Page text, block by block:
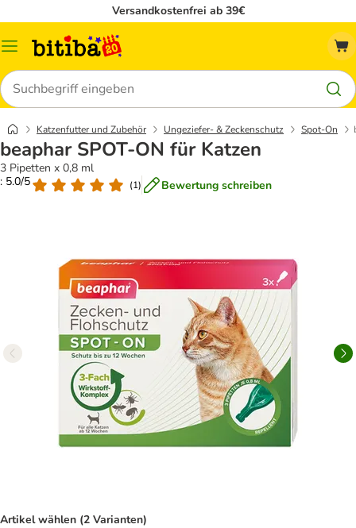
Versandkostenfrei ab 39€
Menü
Suchen
Katzenfutter und Zubehör Ungeziefer- & Zeckenschutz Spot-On
beaphar SPOT-ON für Katzen
3 Pipetten x 0,8 ml
: 5.0/5
(1) Bewertung schreiben
Artikel wählen (2 Varianten)